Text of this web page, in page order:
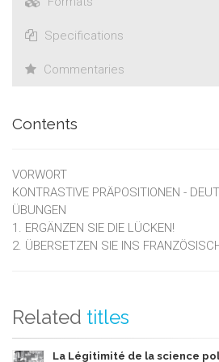
Specifications
Commentaries
Contents
VORWORT
KONTRASTIVE PRÄPOSITIONEN -
ÜBUNGEN
1. ERGÄNZEN SIE DIE LÜCKEN!
2. ÜBERSETZEN SIE INS
Related titles
La Légitimité de la science